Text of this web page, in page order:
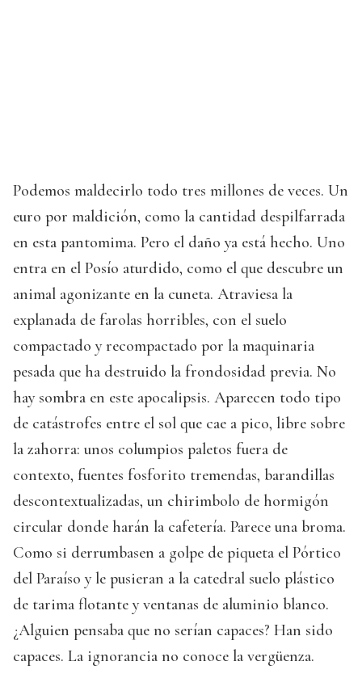
Podemos maldecirlo todo tres millones de veces. Un
euro por maldición, como la cantidad despilfarrada
en esta pantomima. Pero el daño ya está hecho. Uno
entra en el Posío aturdido, como el que descubre un
animal agonizante en la cuneta. Atraviesa la
explanada de farolas horribles, con el suelo
compactado y recompactado por la maquinaria
pesada que ha destruido la frondosidad previa. No
hay sombra en este apocalipsis. Aparecen todo tipo
de catástrofes entre el sol que cae a pico, libre sobre
la zahorra: unos columpios paletos fuera de
contexto, fuentes fosforito tremendas, barandillas
descontextualizadas, un chirimbolo de hormigón
circular donde harán la cafetería. Parece una broma.
Como si derrumbasen a golpe de piqueta el Pórtico
del Paraíso y le pusieran a la catedral suelo plástico
de tarima flotante y ventanas de aluminio blanco.
¿Alguien pensaba que no serían capaces? Han sido
capaces. La ignorancia no conoce la vergüenza.